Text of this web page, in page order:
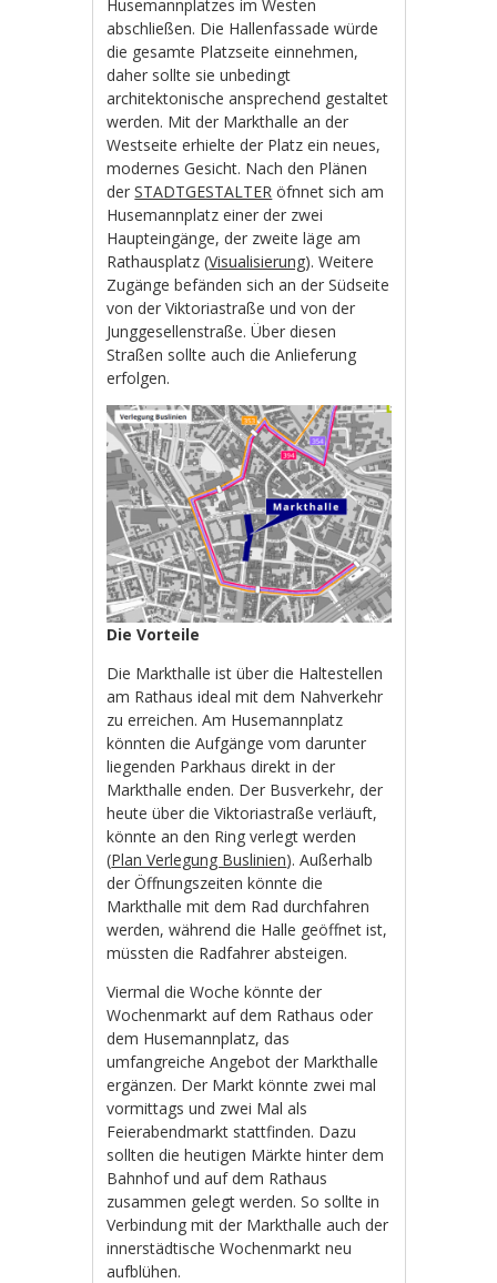
Husemannplatzes im Westen
abschließen. Die Hallenfassade würde
die gesamte Platzseite einnehmen,
daher sollte sie unbedingt
architektonische ansprechend gestaltet
werden. Mit der Markthalle an der
Westseite erhielte der Platz ein neues,
modernes Gesicht. Nach den Plänen
derSTADTGESTALTER öfnnet sich am
Husemannplatz einer der zwei
Haupteingänge, der zweite läge am
Rathausplatz (Visualisierung). Weitere
Zugänge befänden sich an der Südseite
von der Viktoriastraße und von der
Junggesellenstraße. Über diesen
Straßen sollte auch die Anlieferung
erfolgen.
Die Vorteile
Die Markthalle ist über die Haltestellen
am Rathaus ideal mit dem Nahverkehr
zu erreichen. Am Husemannplatz
könnten die Aufgänge vom darunter
liegenden Parkhaus direkt in der
Markthalle enden. Der Busverkehr, der
heute über die Viktoriastraße verläuft,
könnte an den Ring verlegt werden
(Plan Verlegung Buslinien). Außerhalb
der Öffnungszeiten könnte die
Markthalle mit dem Rad durchfahren
werden, während die Halle geöffnet ist,
müssten die Radfahrer absteigen.
Viermal die Woche könnte der
Wochenmarkt auf dem Rathaus oder
dem Husemannplatz, das
umfangreiche Angebot der Markthalle
ergänzen. Der Markt könnte zwei mal
vormittags und zwei Mal als
Feierabendmarkt stattfinden. Dazu
sollten die heutigen Märkte hinter dem
Bahnhof und auf dem Rathaus
zusammen gelegt werden. So sollte in
Verbindung mit der Markthalle auch der
innerstädtische Wochenmarkt neu
aufblühen.